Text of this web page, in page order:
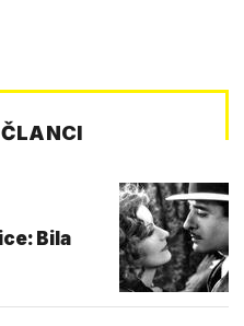
Bila